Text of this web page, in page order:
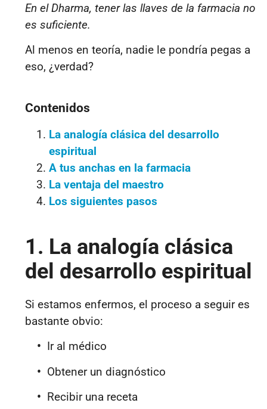
En el Dharma, tener las llaves de la farmacia no
es suficiente.
Al menos en teoría, nadie le pondría pegas a
eso, ¿verdad?
Contenidos
La analogía clásica del desarrollo
espiritual
A tus anchas en la farmacia
La ventaja del maestro
Los siguientes pasos
1. La analogía clásica
del desarrollo espiritual
Si estamos enfermos, el proceso a seguir es
bastante obvio:
• Ir al médico
• Obtener un diagnóstico
• Recibir una receta